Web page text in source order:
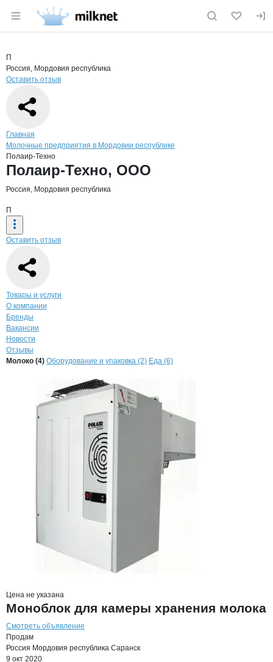
Раздел навигации по сайту milknet.ru
Страница компании
Страница компании
Краткая информация о компании
П
Россия, Мордовия республика
Оставить отзыв
Навигация по сайту
Главная
Молочные предприятия в Мордовии республике
Полаир-Техно
Основная информация о компании
Полаир-Техно, ООО
Россия, Мордовия республика
П
Оставить отзыв
Навигация по странице
Товары и услуги
О компании
Бренды
Вакансии
Новости
Отзывы
ПродукцияПолаир-Техно, ООО
Навигация по продуктамкомпании
Молоко (4) Оборудование и упаковка (2) Еда (6)
Цена не указана
Моноблок для камеры хранения молока
Смотреть объявление
Продам
Россия Мордовия республика Саранск
9 окт 2020